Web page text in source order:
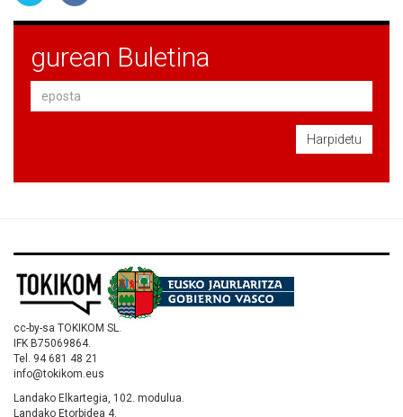
gurean Buletina
Harpidetu
cc-by-sa TOKIKOM SL.
IFK B75069864.
Tel. 94 681 48 21
info@tokikom.eus
Landako Elkartegia, 102. modulua.
Landako Etorbidea 4.